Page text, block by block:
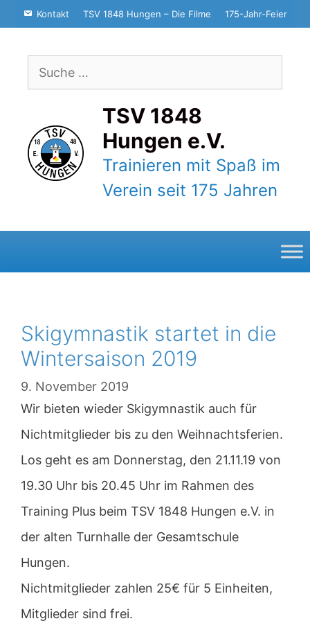
Zum
Kontakt TSV 1848 Hungen – Die Filme 175-Jahr-Feier
Suche
nach:
TSV 1848
Hungen e.V.
Trainieren mit Spaß im
Verein seit 175 Jahren
Skigymnastik startet in die
Wintersaison 2019
9. November 2019
Wir bieten wieder Skigymnastik auch für
Nichtmitglieder bis zu den Weihnachtsferien.
Los geht es am Donnerstag, den 21.11.19 von
19.30 Uhr bis 20.45 Uhr im Rahmen des
Training Plus beim TSV 1848 Hungen e.V. in
der alten Turnhalle der Gesamtschule
Hungen.
Nichtmitglieder zahlen 25€ für 5 Einheiten,
Mitglieder sind frei.